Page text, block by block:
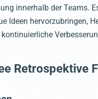
innerhalb der Teams.
Ideen hervorzubringen,
Retrospektive